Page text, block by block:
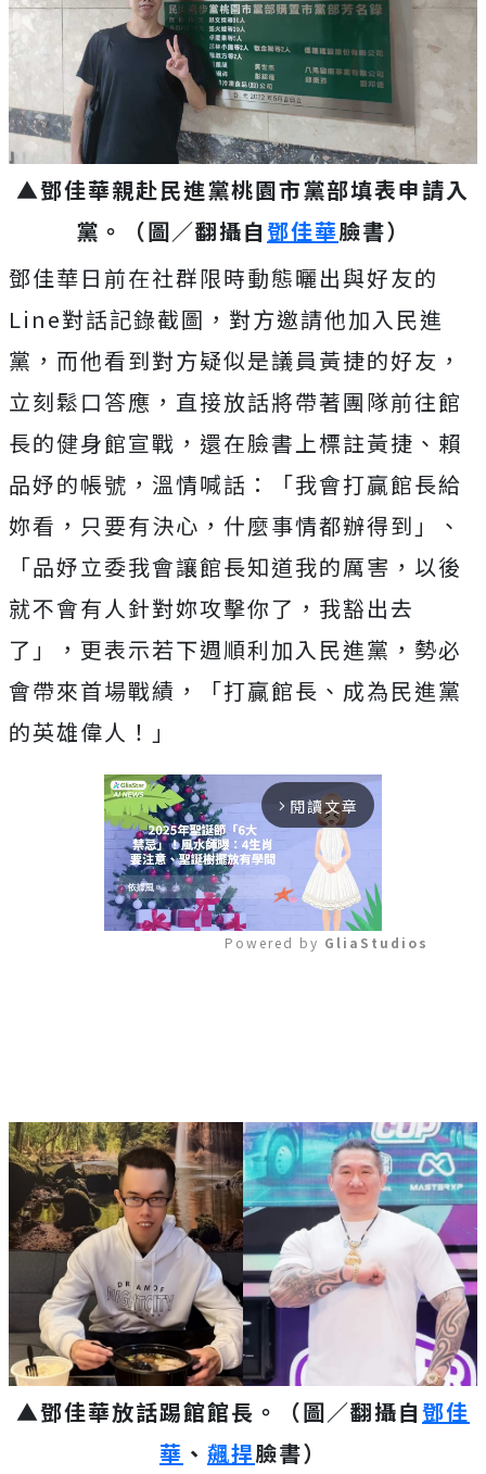
▲鄧佳華親赴民進黨桃園市黨部填表申請入
黨。（圖／翻攝自鄧佳華臉書）
鄧佳華日前在社群限時動態曬出與好友的
Line對話記錄截圖，對方邀請他加入民進
黨，而他看到對方疑似是議員黃捷的好友，
立刻鬆口答應，直接放話將帶著團隊前往館
長的健身館宣戰，還在臉書上標註黃捷、賴
品妤的帳號，溫情喊話：「我會打贏館長給
妳看，只要有決心，什麼事情都辦得到」、
「品妤立委我會讓館長知道我的厲害，以後
就不會有人針對妳攻擊你了，我豁出去
了」，更表示若下週順利加入民進黨，勢必
會帶來首場戰績，「打贏館長、成為民進黨
的英雄偉人！」
arrow_forward_ios 閱讀文章
Powered by GliaStudios
▲鄧佳華放話踢館館長。（圖／翻攝自鄧佳
華 、 飆捍臉書）